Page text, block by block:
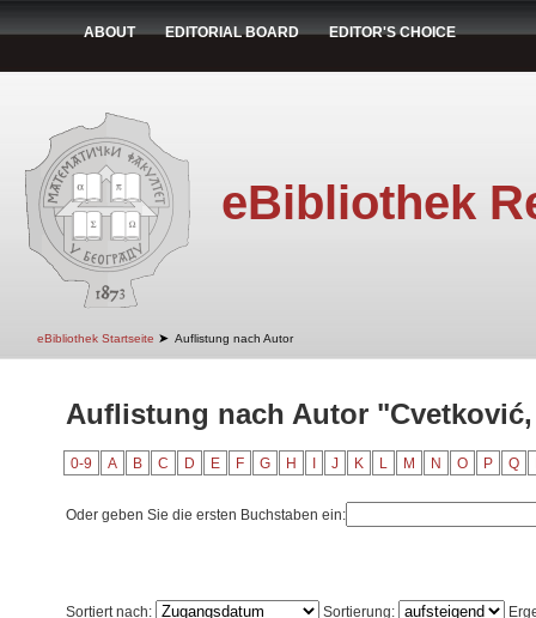
ABOUT EDITORIAL BOARD EDITOR'S CHOICE
eBibliothek
eBibliothek Startseite ➤ Auflistung nach Autor
Auflistung nach Autor
0-9 A B C D E F G H J K L M N O P Q
Oder geben Sie die ersten Buchstaben ein:
Sortiert nach: Sortierung: